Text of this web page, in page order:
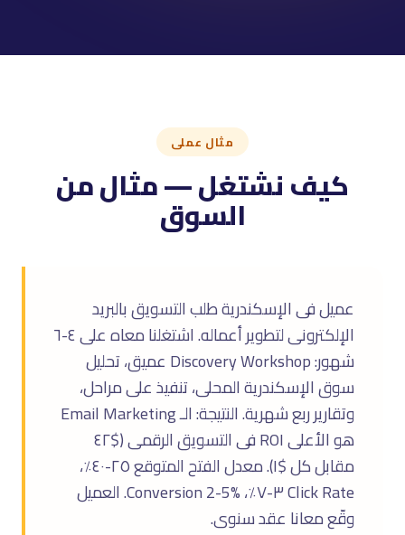
مثال عملى
كيف نشتغل — مثال من
السوق
عميل فى الإسكندرية طلب التسويق بالبريد
الإلكترونى لتطوير أعماله. اشتغلنا معاه على ٤-٦
شهور: Discovery Workshop عميق، تحليل
سوق الإسكندرية المحلى، تنفيذ على مراحل،
وتقارير ربع شهرية. النتيجة: الـ Email Marketing
هو الأعلى ROI فى التسويق الرقمى ($٤٢
مقابل كل $١). معدل الفتح المتوقع ٢٥-٤٠٪،
Click Rate ٣-٧٪، Conversion 2-5%. العميل
وقّع معانا عقد سنوى.